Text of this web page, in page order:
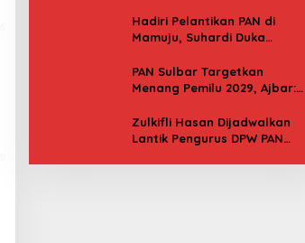
Indonesia Asri
Hadiri Pelantikan PAN di
Mamuju, Suhardi Duka
Bupati
PAN Sulbar Targetkan
Menang Pemilu 2029, Ajbar:
Besok
Zulkifli Hasan Dijadwalkan
Lantik Pengurus DPW PAN